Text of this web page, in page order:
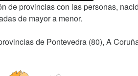
de provincias con las personas,
de mayor a menor.
de Pontevedra (80), A